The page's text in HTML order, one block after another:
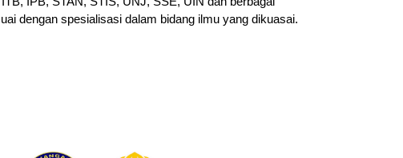
dengan spesialisasi dalam bidang ilmu yang dikuasai.